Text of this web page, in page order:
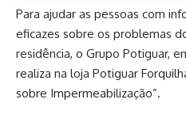
Para ajudar as pessoas com
eficazes sobre os problemas
residência, o Grupo Potiguar,
realiza na loja Potiguar
sobre Impermeabilização”.